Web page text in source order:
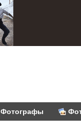
Фотографы